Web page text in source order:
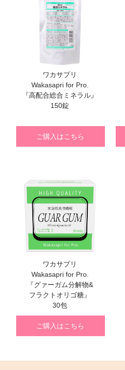
ワカサプリ
Wakasapri for Pro.
『高配合総合ミネラル』
150錠
ご購入はこちら
ワカサプリ
Wakasapri for Pro.
『グァーガム分解物&
フラクトオリゴ糖』
30包
ご購入はこちら